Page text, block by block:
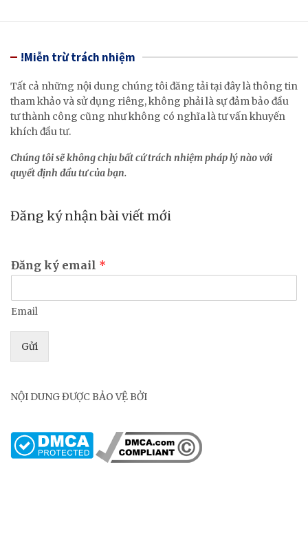
!Miễn trừ trách nhiệm
Tất cả những nội dung chúng tôi đăng tải tại đây là thông tin
tham khảo và sử dụng riêng, không phải là sự đảm bảo đầu
tư thành công cũng như không có nghĩa là tư vấn khuyến
khích đầu tư.
Chúng tôi sẽ không chịu bất cứ trách nhiệm pháp lý nào với
quyết định đầu tư của bạn.
Đăng ký nhận bài viết mới
Đăng ký email *
Email
Gửi
NỘI DUNG ĐƯỢC BẢO VỆ BỞI